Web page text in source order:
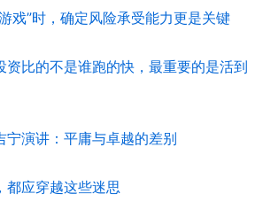
戏”时，确定风险承受能力更是关键
资比的不是谁跑的快，最重要的是活到
宁演讲：平庸与卓越的差别
都应穿越这些迷思